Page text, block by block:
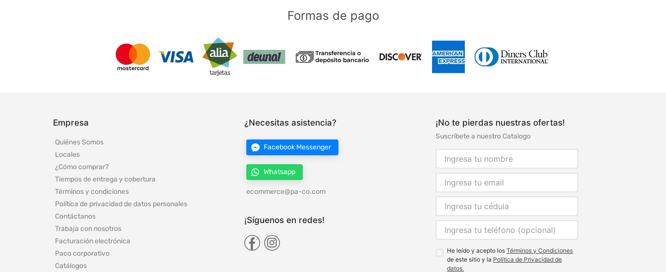
Formas de pago
Empresa
Quiénes Somos
Locales
¿Cómo comprar?
Tiempos de entrega y cobertura
Términos y condiciones
Política de privacidad de datos personales
Contáctanos
Trabaja con nosotros
Facturación electrónica
Paco corporativo
Catálogos
¿Necesitas asistencia?
Facebook Messenger
Whatsapp
ecommerce@pa-co.com
¡Síguenos en redes!
¡No te pierdas nuestras ofertas!
Suscríbete a nuestro Catalogo
He leído y acepto losTérminos y Condiciones
de este sitio y la Política de Privacidad de
datos.